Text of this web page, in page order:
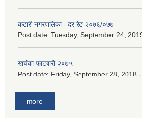
कटारी नगरपालिका - दर रेट २०७६/०७७
Post date: Tuesday, September 24,
खर्चको फाटबारी २०७५
Post date: Friday, September 28, 2018
more